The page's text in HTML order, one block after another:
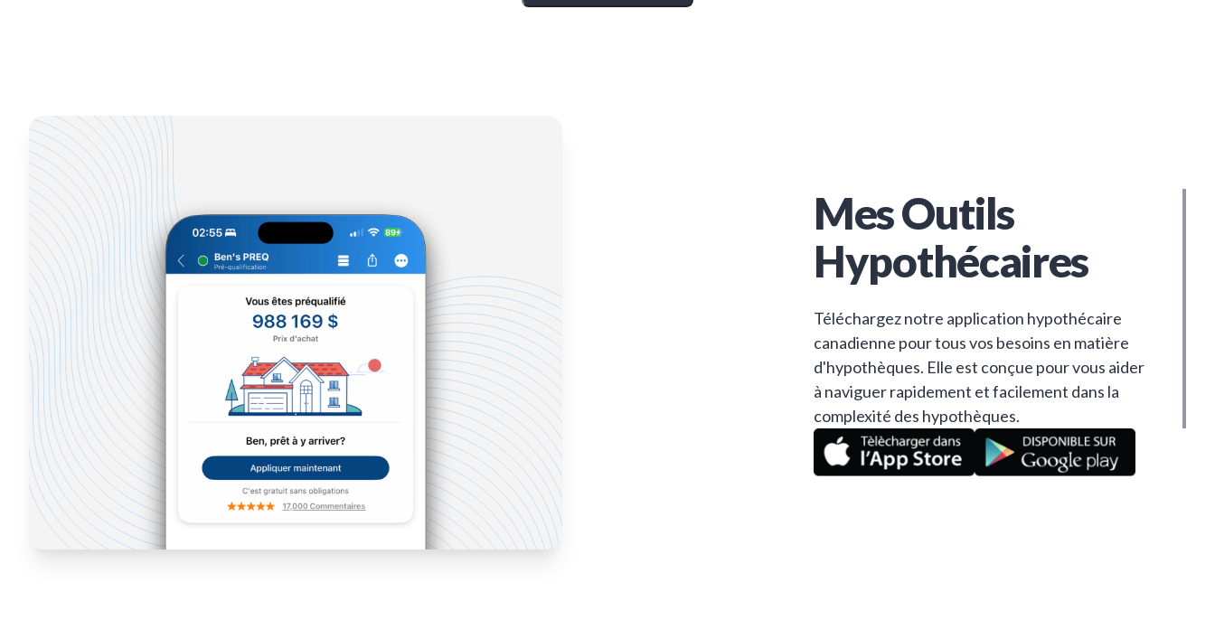
Mes Outils
Hypothécaires
Téléchargez notre application hypothécaire
canadienne pour tous vos besoins en matière
d'hypothèques. Elle est conçue pour vous aider
à naviguer rapidement et facilement dans la
complexité des hypothèques.